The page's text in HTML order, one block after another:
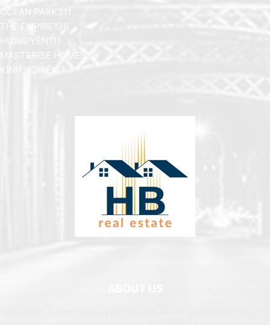
OCEAN PARK 311
THE EMPIRE 126
HƯNG YÊN 111
MASTERISE HOMES
38
KINH NGHIỆM
7